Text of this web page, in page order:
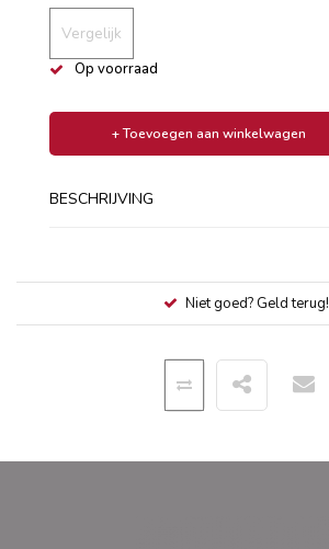
Vergelijk
Op voorraad
+ Toevoegen aan winkelwagen
BESCHRIJVING
Niet goed? Geld terug!